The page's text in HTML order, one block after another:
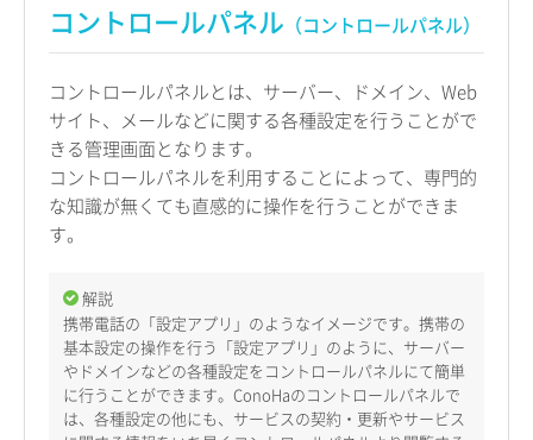
コントロールパネル （コントロールパネル）
コントロールパネルとは、サーバー、ドメイン、Web
サイト、メールなどに関する各種設定を行うことがで
きる管理画面となります。
コントロールパネルを利用することによって、専門的
な知識が無くても直感的に操作を行うことができま
す。
解説
携帯電話の「設定アプリ」のようなイメージです。携帯の
基本設定の操作を行う「設定アプリ」のように、サーバー
やドメインなどの各種設定をコントロールパネルにて簡単
に行うことができます。ConoHaのコントロールパネルで
は、各種設定の他にも、サービスの契約・更新やサービス